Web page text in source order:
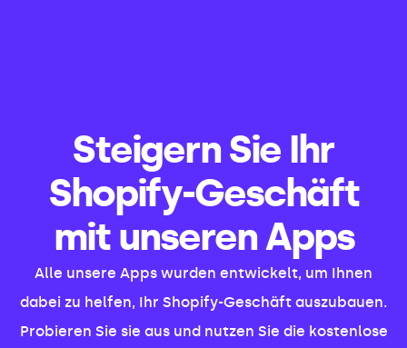
Steigern Sie Ihr
Shopify-Geschäft
mit unseren Apps
Alle unsere Apps wurden entwickelt, um Ihnen
dabei zu helfen, Ihr Shopify-Geschäft auszubauen.
Probieren Sie sie aus und nutzen Sie die kostenlose